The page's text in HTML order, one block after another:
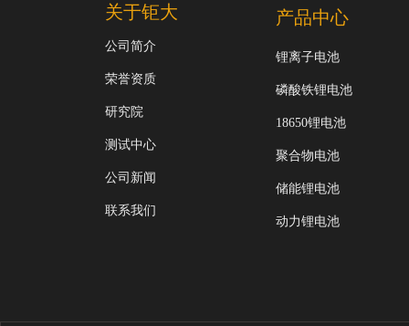
关于钜大
公司简介
荣誉资质
研究院
测试中心
公司新闻
联系我们
产品中心
锂离子电池
磷酸铁锂电池
18650锂电池
聚合物电池
储能锂电池
动力锂电池